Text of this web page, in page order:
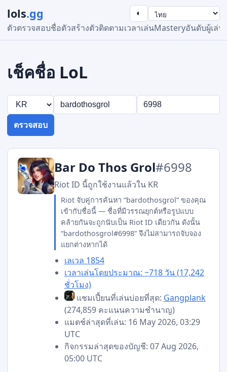
lols.gg
ตัวตรวจสอบชื่อตัวสร้างตัวติดตามเวลาเล่นMasteryอันดับผู้เล่น
◐
เช็คชื่อ LoL
ตรวจสอบ
Bar Do Thos Grol#6998
Riot ID นี้ถูกใช้งานแล้วใน KR
Riot จับคู่การค้นหา “bardothosgrol” ของคุณ
เข้ากับชื่อนี้ — ชื่อที่มีวรรณยุกต์หรือรูปแบบ
คล้ายกันจะถูกนับเป็น Riot ID เดียวกัน ดังนั้น
“bardothosgrol#6998” จึงไม่สามารถจับจอง
แยกต่างหากได้
เลเวล 1854
เวลาเล่นโดยประมาณ: ~718 วัน (17,242
ชั่วโมง)
แชมเปี้ยนที่เล่นบ่อยที่สุด: Gangplank
(274,859 คะแนนความชำนาญ)
แมตช์ล่าสุดที่เล่น: 16 May 2026, 03:29
UTC
กิจกรรมล่าสุดของบัญชี: 07 Aug 2026,
05:00 UTC